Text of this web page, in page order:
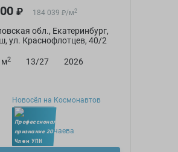
₽ 184 039 ₽/м2
обл., Екатеринбург,
ул. Краснофлотцев, 40/2
м2 13/27
2026
Новосёл на Космонавтов
Член УПН
Мария Докучаева